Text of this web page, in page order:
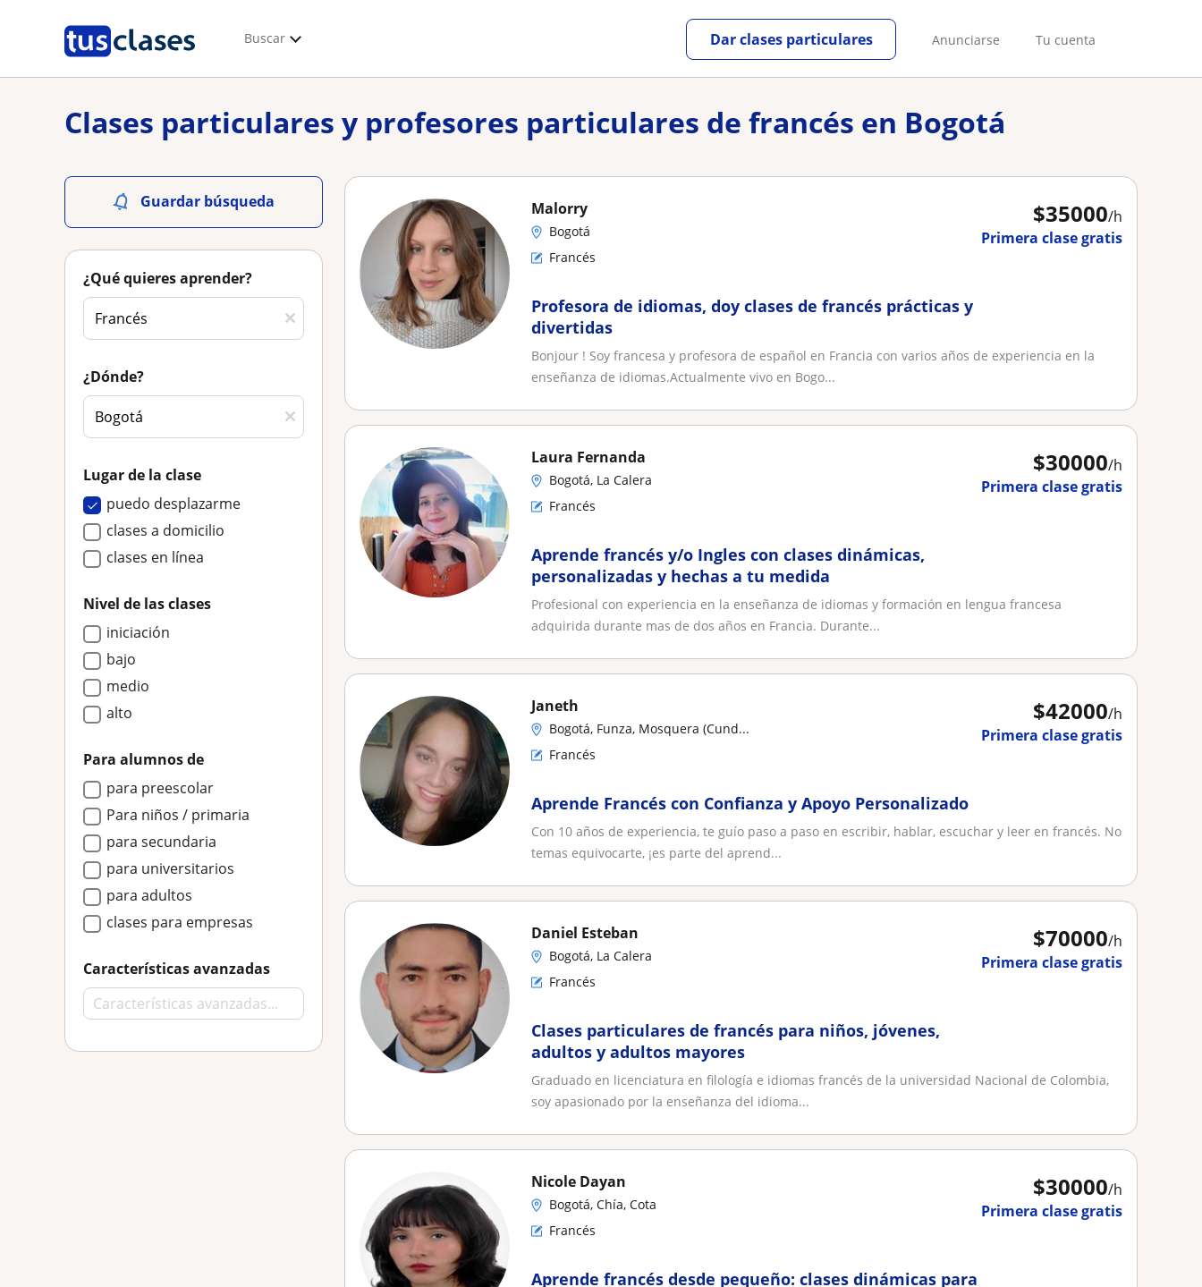
Buscar Anunciarse Tu cuenta
Dar clases particulares
Clases particulares y profesores particulares de francés en Bogotá
Guardar búsqueda
¿Qué quieres aprender?
¿Dónde?
Lugar de la clase
puedo desplazarme
clases a domicilio
clases en línea
Nivel de las clases
iniciación
bajo
medio
alto
Para alumnos de
para preescolar
Para niños / primaria
para secundaria
para universitarios
para adultos
clases para empresas
Características avanzadas
$35000/h
Primera clase gratis
Malorry
Bogotá
Francés
Profesora de idiomas, doy clases de francés prácticas y
divertidas
Bonjour ! Soy francesa y profesora de español en Francia con varios años de experiencia en la
enseñanza de idiomas.Actualmente vivo en Bogo...
$30000/h
Primera clase gratis
Laura Fernanda
Bogotá, La Calera
Francés
Aprende francés y/o Ingles con clases dinámicas,
personalizadas y hechas a tu medida
Profesional con experiencia en la enseñanza de idiomas y formación en lengua francesa
adquirida durante mas de dos años en Francia. Durante...
$42000/h
Primera clase gratis
Janeth
Bogotá, Funza, Mosquera (Cund...
Francés
Aprende Francés con Confianza y Apoyo Personalizado
Con 10 años de experiencia, te guío paso a paso en escribir, hablar, escuchar y leer en francés. No
temas equivocarte, ¡es parte del aprend...
$70000/h
Primera clase gratis
Daniel Esteban
Bogotá, La Calera
Francés
Clases particulares de francés para niños, jóvenes,
adultos y adultos mayores
Graduado en licenciatura en filología e idiomas francés de la universidad Nacional de Colombia,
soy apasionado por la enseñanza del idioma...
$30000/h
Primera clase gratis
Nicole Dayan
Bogotá, Chía, Cota
Francés
Aprende francés desde pequeño: clases dinámicas para